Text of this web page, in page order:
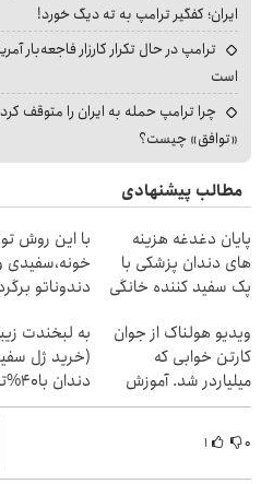
ایران؛ کفگیر ترامپ به ته دیگ خورد!
ترامپ در حال تکرار کارزار فاجعه‌بار
است
چرا ترامپ حمله به ایران را متوقف
«توافق» چیست؟
مطالب پیشنهادی
پایان دغدغه هزینه
های دندان پزشکی با
پک سفید کننده خانگی
با این روش
خونه،سفیدی
دندوناتو
ویدیو هولناک از جوان
کارتن خوابی که
میلیاردر شد. آموزش
رایگان
به لبخندت
(خرید ژل
دندان با40%تخفیف)
۰ ۱